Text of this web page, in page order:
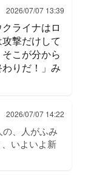
2026/07/07 13:39
ライナはロ
撃だけして
こが分から
りだ！」み
2026/07/07 14:22
、人がふみ
いよいよ新